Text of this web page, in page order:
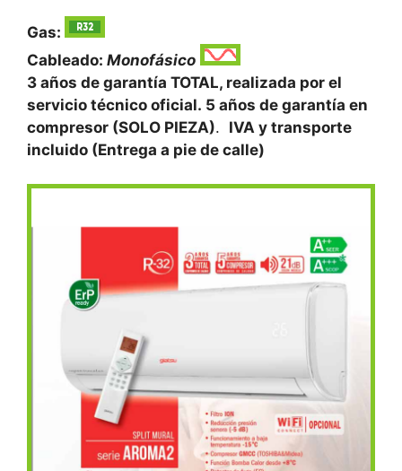
Gas:
Cableado: Monofásico
3 años de garantía TOTAL, realizada por el
servicio técnico oficial. 5 años de garantía en
compresor (SOLO PIEZA). IVA y transporte
incluido (Entrega a pie de calle)